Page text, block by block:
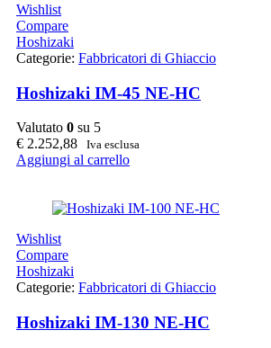
Wishlist
Compare
Hoshizaki
Categorie: Fabbricatori di Ghiaccio
Hoshizaki IM-45 NE-HC
Valutato 0 su 5
€ 2.252,88 Iva esclusa
Aggiungi al carrello
Wishlist
Compare
Hoshizaki
Categorie: Fabbricatori di Ghiaccio
Hoshizaki IM-130 NE-HC